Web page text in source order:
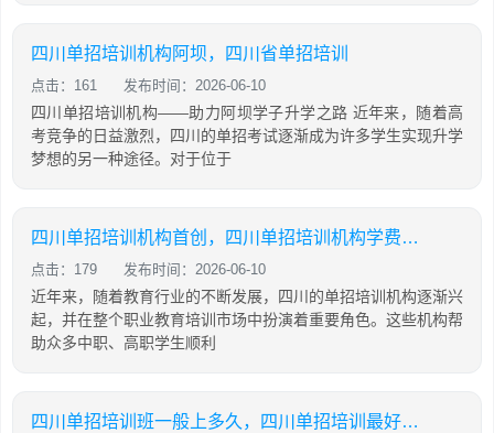
四川单招培训机构阿坝，四川省单招培训
点击：161 发布时间：2026-06-10
四川单招培训机构——助力阿坝学子升学之路 近年来，随着高
考竞争的日益激烈，四川的单招考试逐渐成为许多学生实现升学
梦想的另一种途径。对于位于
四川单招培训机构首创，四川单招培训机构学费大概是多少
点击：179 发布时间：2026-06-10
近年来，随着教育行业的不断发展，四川的单招培训机构逐渐兴
起，并在整个职业教育培训市场中扮演着重要角色。这些机构帮
助众多中职、高职学生顺利
四川单招培训班一般上多久，四川单招培训最好的学校